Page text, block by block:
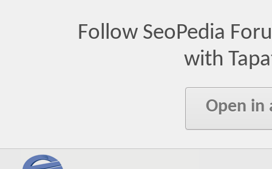
Follow SeoPedia
with
Open in